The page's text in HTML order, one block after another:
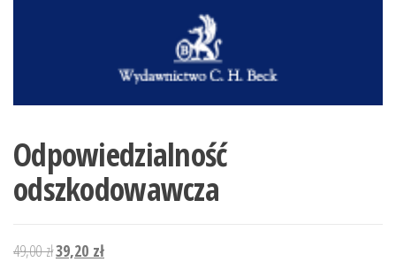
Odpowiedzialność
odszkodowawcza
49,00złPierwotna
39,20 złAktualna